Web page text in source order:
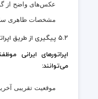
عکس‌های واضح از
مشخصات ظاهری
۵.۲ پیگیری از طریق اپراتورهای همراه
اپراتورهای ایرانی
می‌توانند:
موقعیت تقریبی